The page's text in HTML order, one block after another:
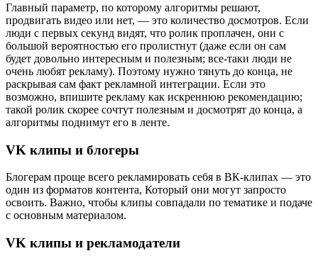
Главный параметр, по которому алгоритмы решают,
продвигать видео или нет, — это количество досмотров. Если
люди с первых секунд видят, что ролик проплачен, они с
большой вероятностью его пролистнут (даже если он сам
будет довольно интересным и полезным; все-таки люди не
очень любят рекламу). Поэтому нужно тянуть до конца, не
раскрывая сам факт рекламной интеграции. Если это
возможно, впишите рекламу как искреннюю рекомендацию;
такой ролик скорее сочтут полезным и досмотрят до конца, а
алгоритмы поднимут его в ленте.
VK клипы и блогеры
Блогерам проще всего рекламировать себя в ВК-клипах — это
один из форматов контента, Который они могут запросто
освоить. Важно, чтобы клипы совпадали по тематике и подаче
с основным материалом.
VK клипы и рекламодатели